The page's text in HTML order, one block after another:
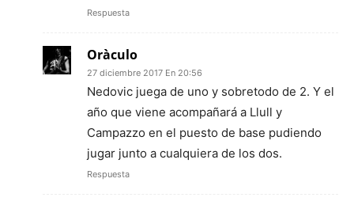
Respuesta
Oràculo
27 diciembre 2017 En 20:56
Nedovic juega de uno y sobretodo de 2. Y el
año que viene acompañará a Llull y
Campazzo en el puesto de base pudiendo
jugar junto a cualquiera de los dos.
Respuesta